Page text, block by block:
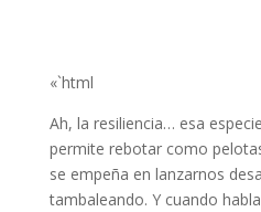
«`html
Ah, la resiliencia… esa
permite rebotar como
se empeña en lanzarnos
tambaleando. Y cuando